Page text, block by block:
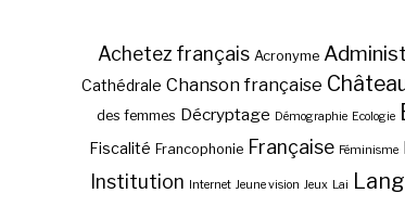
Achetez français Acronyme
Cathédrale Chanson française
des femmes Décryptage Démographie Ecologie
Fiscalité Francophonie Française Féminisme
Institution Internet Jeune vision Jeux Lai